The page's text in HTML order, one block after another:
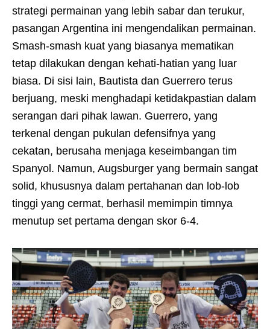
strategi permainan yang lebih sabar dan terukur,
pasangan Argentina ini mengendalikan permainan.
Smash-smash kuat yang biasanya mematikan
tetap dilakukan dengan kehati-hatian yang luar
biasa. Di sisi lain, Bautista dan Guerrero terus
berjuang, meski menghadapi ketidakpastian dalam
serangan dari pihak lawan. Guerrero, yang
terkenal dengan pukulan defensifnya yang
cekatan, berusaha menjaga keseimbangan tim
Spanyol. Namun, Augsburger yang bermain sangat
solid, khususnya dalam pertahanan dan lob-lob
tinggi yang cermat, berhasil memimpin timnya
menutup set pertama dengan skor 6-4.